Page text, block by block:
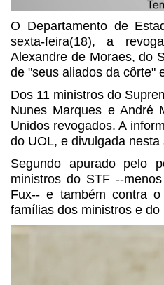
O Departamento de
sexta-feira(18), a
Alexandre de Moraes, do
de "seus aliados da côrte"
Dos 11 ministros do
Nunes Marques e André
Unidos revogados. A
do UOL, e divulgada nesta
Segundo apurado pelo
ministros do STF --
Fux-- e também contra
famílias dos ministros e